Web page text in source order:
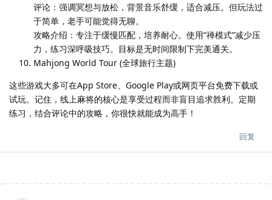
评论：强调冥想与放松，背景音乐舒缓，适合减压。但玩法过
于简单，老手可能觉得无聊。
攻略介绍：专注于缓慢匹配，培养耐心。使用“禅模式”减少压
力，练习深呼吸技巧。目标是无时间限制下完美通关。
Mahjong World Tour (全球旅行主题)
这些游戏大多可在App Store、Google Play或网页平台免费下载或
试玩。记住，线上麻将的核心是享受过程而非盲目追求胜利。定期
练习，结合评论中的攻略，你很快就能成为高手！
回复